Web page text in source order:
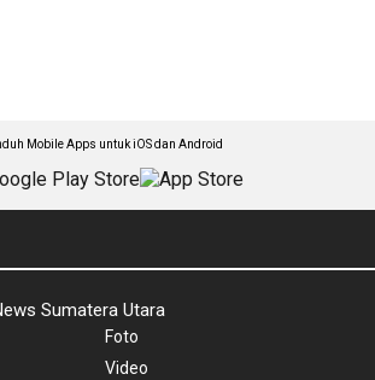
Mobile Apps untuk iOS dan Android
Sumatera Utara
Foto
Video